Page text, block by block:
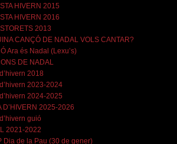
HIVERN 2015
HIVERN 2016
2013
CANÇÓ DE NADAL VOLS CANTAR?
Ara és Nadal (Lexu’s)
DE NADAL
2018
2023-2024
2024-2025
D’HIVERN 2025-2026
guió
2021-2022
Dia de la Pau (30 de gener)